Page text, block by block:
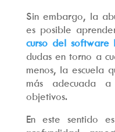
Sin embargo, la
es posible
curso del software
dudas en torno a
menos, la escuela
más adecuada
objetivos.
En este sentido